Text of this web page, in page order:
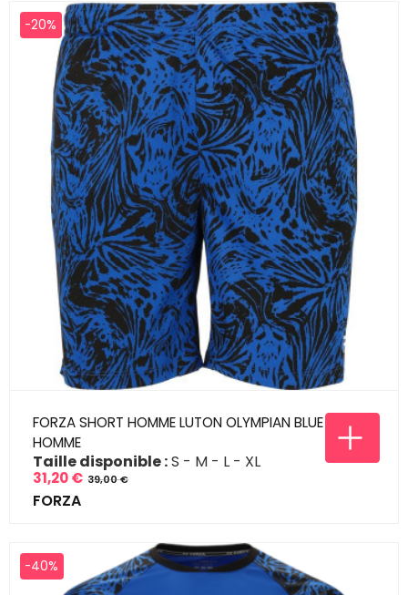
FORZA SHORT HOMME LUTON OLYMPIAN BLUE
HOMME
Prix
31,20 €
Prix
de
39,00 €
Taille disponible :S M L
XL
FORZA
-20%
-40%